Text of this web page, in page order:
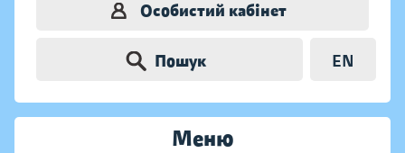
Особистий кабінет
Пошук EN
Меню